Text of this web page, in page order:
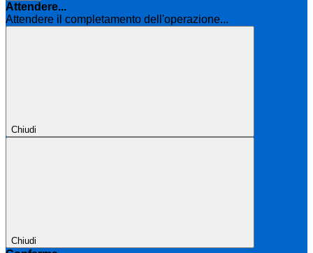
Attendere...
Attendere il completamento dell'operazione...
Chiudi
Chiudi